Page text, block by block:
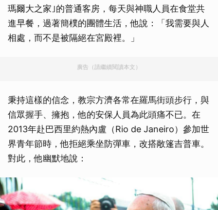
瑪爾大之家｣的普通客房，每天與神職人員在食堂共
進早餐，過著簡樸的團體生活，他說：「我需要與人
相處，而不是被隔絕在宮殿裡。」
廣告（請繼續閱讀本文）
秉持這樣的信念，教宗方濟各常在羅馬街頭步行，與
信眾握手、擁抱，他的安保人員為此頭痛不已。在
2013年赴巴西里約熱內盧（Rio de Janeiro）參加世
界青年節時，他拒絕乘坐防彈車，改搭敞篷吉普車。
對此，他幽默地說：